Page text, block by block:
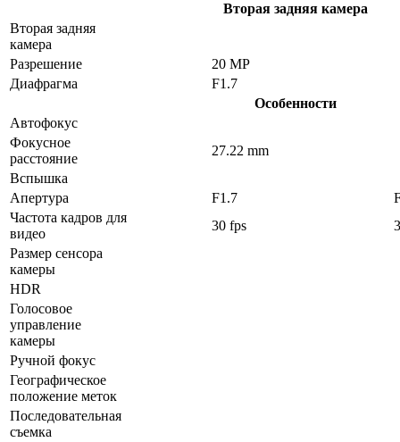
Вторая задняя камера
Вторая задняя
камера
Разрешение
20 MP
Диафрагма
F1.7
Особенности
Автофокус
Фокусное
расстояние
27.22 mm
Вспышка
Апертура
F1.7
Частота кадров для
видео
30 fps
Размер сенсора
камеры
HDR
Голосовое
управление
камеры
Ручной фокус
Географическое
положение меток
Последовательная
съемка